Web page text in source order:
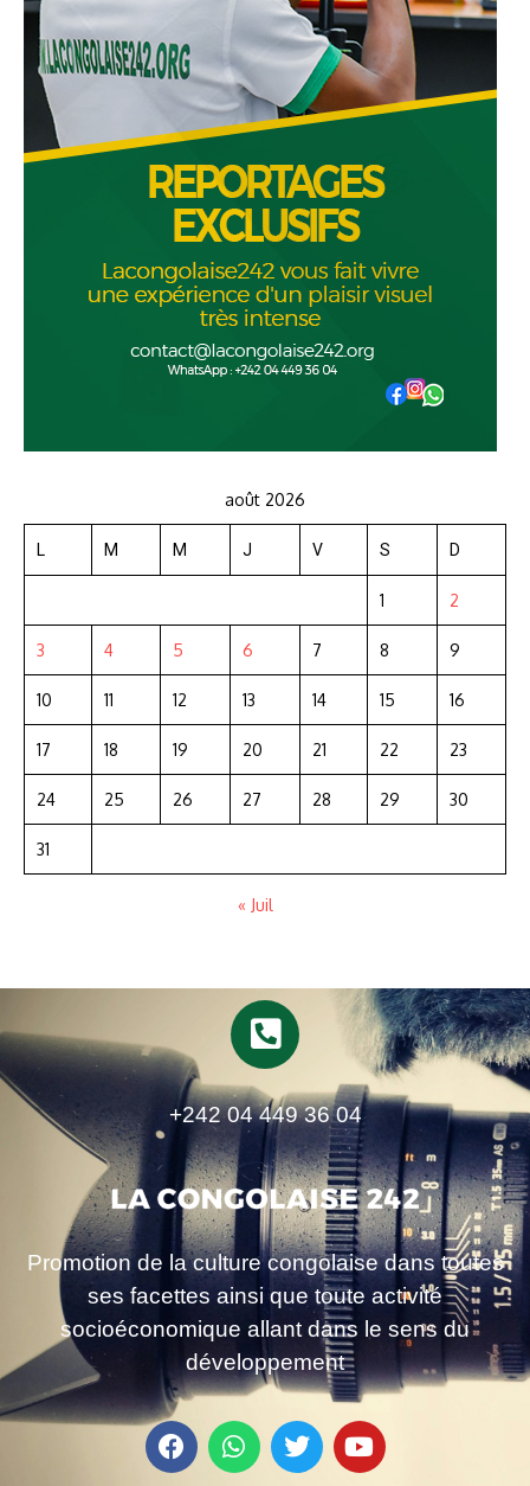
août 2026
L M M J V S D
1 2
3 4 5 6 7 8 9
10 11 12 13 14 15 16
17 18 19 20 21 22 23
24 25 26 27 28 29 30
31
« Juil
+242 04 449 36 04
Promotion de la culture congolaise dans toutes
ses facettes ainsi que toute activité
socioéconomique allant dans le sens du
développement